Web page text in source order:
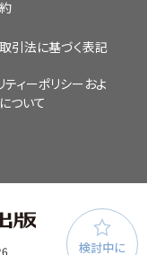
検討中に
引法に基づく表記
ティーポリシー およ
ついて